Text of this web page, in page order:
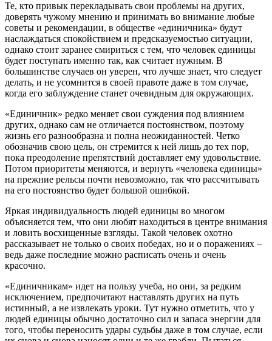
Те, кто привык перекладывать свои проблемы на других,
доверять чужому мнению и принимать во внимание любые
советы и рекомендации, в обществе «единичника» будут
наслаждаться спокойствием и предсказуемостью ситуации,
однако стоит заранее смириться с тем, что человек единицы
будет поступать именно так, как считает нужным. В
большинстве случаев он уверен, что лучше знает, что следует
делать, и не усомнится в своей правоте даже в том случае,
когда его заблуждение станет очевидным для окружающих.
«Единичник» редко меняет свои суждения под влиянием
других, однако сам не отличается постоянством, поэтому
жизнь его разнообразна и полна неожиданностей. Четко
обозначив свою цель, он стремится к ней лишь до тех пор,
пока преодоление препятствий доставляет ему удовольствие.
Потом приоритеты меняются, и вернуть «человека единицы»
на прежние рельсы почти невозможно, так что рассчитывать
на его постоянство будет большой ошибкой.
Яркая индивидуальность людей единицы во многом
объясняется тем, что они любят находиться в центре внимания
и ловить восхищенные взгляды. Такой человек охотно
рассказывает не только о своих победах, но и о поражениях –
ведь даже последние можно расписать очень и очень
красочно.
«Единичникам» идет на пользу учеба, но они, за редким
исключением, предпочитают наставлять других на путь
истинный, а не извлекать уроки. Тут нужно отметить, что у
людей единицы обычно достаточно сил и запаса энергии для
того, чтобы переносить удары судьбы даже в том случае, если